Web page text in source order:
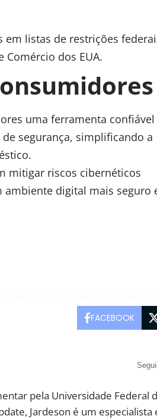
listas de restrições
Comércio dos EUA.
uma ferramenta confiável
segurança, simplificando a
mitigar riscos cibernéticos
digital mais seguro
FACEBOOK
pela Universidade Federal
Jardeson é um especialista